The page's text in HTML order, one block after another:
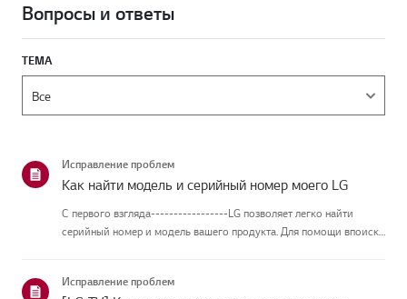
Вопросы и ответы
ТЕМА
Исправление проблем
Как найти модель и серийный номер моего LG
С первого взгляда-----------------LG позволяет легко найти
серийный номер и модель вашего продукта. Для помощи впоиске
руководство создано...
Исправление проблем